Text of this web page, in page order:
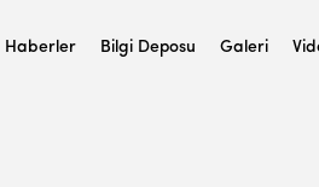
Haberler Bilgi Deposu Galeri